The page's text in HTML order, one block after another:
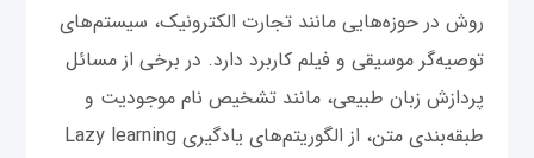
روش در حوزه‌هایی مانند تجارت الکترونیک، سیستم‌های
توصیه‌گر موسیقی و فیلم کاربرد دارد. در برخی از مسائل
پردازش زبان طبیعی، مانند تشخیص نام موجودیت و
طبقه‌بندی متن، از الگوریتم‌های یادگیری Lazy learning